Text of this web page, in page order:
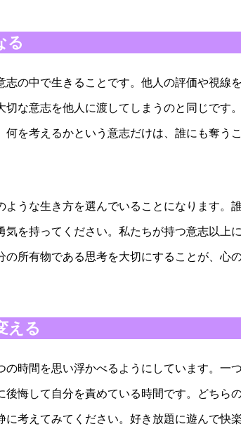
る
の中で生きることです。他人の評価や視線
な意志を他人に渡してしまうのと同じです
を考えるかという意志だけは、誰にも奪う
うな生き方を選んでいることになります。
を持ってください。私たちが持つ意志以上
所有物である思考を大切にすることが、心
える
時間を思い浮かべるようにしています。一
悔して自分を責めている時間です。どちら
考えてみてください。好き放題に遊んで快